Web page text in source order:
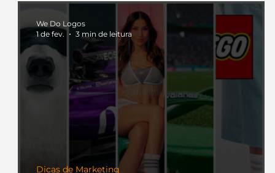
Dicas de Marketing
We Do Logos
1 de fev.
3 min de leitura